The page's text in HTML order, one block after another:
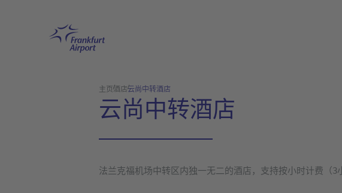
主页酒店云尚中转酒店
云尚中转酒店
法兰克福机场中转区内独一无二的酒店，支持按小时计费（3